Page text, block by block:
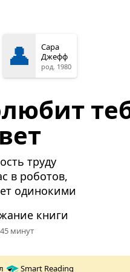
👤
Сара
Джефф
род. 1980
труду
в роботов,
одинокими
книги
минут
Smart Reading